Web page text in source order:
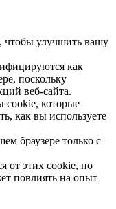
чтобы улучшить вашу
как
поскольку
веб-сайта.
cookie, которые
как вы используете
браузере только с
от этих cookie, но
повлиять на опыт